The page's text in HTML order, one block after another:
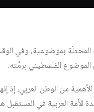
بموضوعية، وفي
الموضوع الفلسطيني برمَّته.
من الوطن العربي، إذ
الأمة العربية في